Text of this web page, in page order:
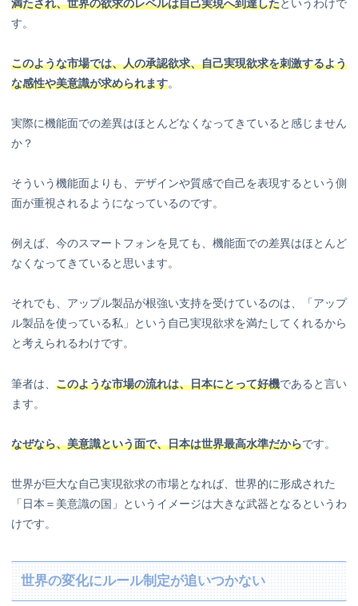
満たされ、世界の欲求のレベルは自己実現へ到達したというわけで
す。
このような市場では、人の承認欲求、自己実現欲求を刺激するよう
な感性や美意識が求められます。
実際に機能面での差異はほとんどなくなってきていると感じません
か？
そういう機能面よりも、デザインや質感で自己を表現するという側
面が重視されるようになっているのです。
例えば、今のスマートフォンを見ても、機能面での差異はほとんど
なくなってきていると思います。
それでも、アップル製品が根強い支持を受けているのは、「アップ
ル製品を使っている私」という自己実現欲求を満たしてくれるから
と考えられるわけです。
筆者は、 このような市場の流れは、日本にとって好機であると言い
ます。
なぜなら、美意識という面で、日本は世界最高水準だからです。
世界が巨大な自己実現欲求の市場となれば、世界的に形成された
「日本＝美意識の国」というイメージは大きな武器となるというわ
けです。
世界の変化にルール制定が追いつかない